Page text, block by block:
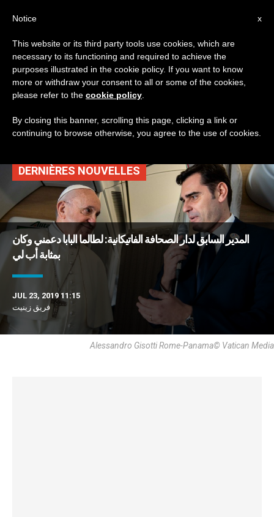
TAG
Posts Tagged
‘جيزوتي’
DERNIÈRES NOUVELLES
المدير السابق لدار الصحافة الفاتيكانية: لطالما البابا دعمني وكان
بمثابة أب لي
JUL 23, 2019 11:15
فريق زينيت
Alessandro Gisotti Rome-Panama© Vatican Media
x
Notice
This website or its third party tools use cookies, which are
necessary to its functioning and required to achieve the
purposes illustrated in the cookie policy. If you want to know
more or withdraw your consent to all or some of the cookies,
please refer to the cookie policy
By closing this banner, scrolling this page, clicking a link or
continuing to browse otherwise, you agree to the use of cookies.